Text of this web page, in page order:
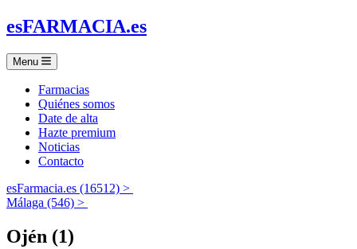
esFARMACIA.es
Menu
Farmacias
Quiénes somos
Date de alta
Hazte premium
Noticias
Contacto
esFarmacia.es (16512) >
Málaga (546) >
Ojén (1)